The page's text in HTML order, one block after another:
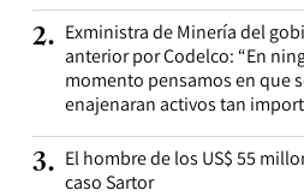
2. Exministra de Minería del
anterior por Codelco: “En
momento pensamos en que
enajenaran activos tan
3. El hombre de los US$ 55
caso Sartor